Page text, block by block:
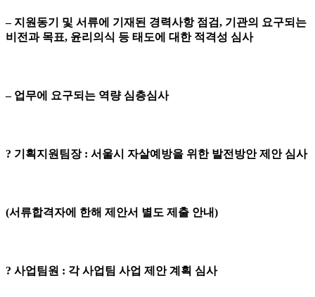
– 지원동기 및 서류에 기재된 경력사항 점검, 기관의 요구되는
비전과 목표, 윤리의식 등 태도에 대한 적격성 심사
– 업무에 요구되는 역량 심층심사
? 기획지원팀장 : 서울시 자살예방을 위한 발전방안 제안 심사
(서류합격자에 한해 제안서 별도 제출 안내)
? 사업팀원 : 각 사업팀 사업 제안 계획 심사